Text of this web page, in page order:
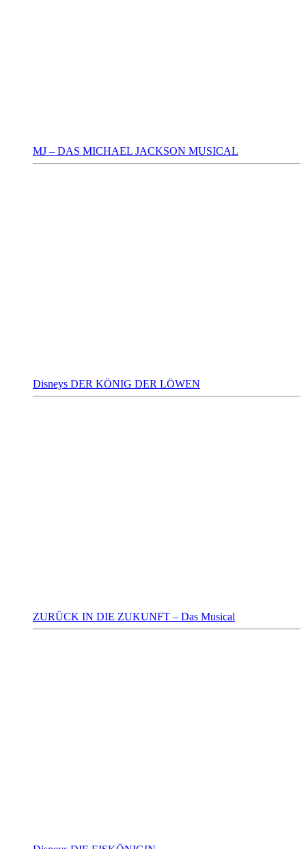
MJ – DAS MICHAEL JACKSON MUSICAL
Disneys DER KÖNIG DER LÖWEN
ZURÜCK IN DIE ZUKUNFT – Das Musical